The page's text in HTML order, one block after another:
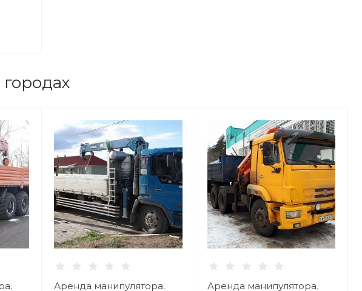
,
Аренда манипулятора,
Аренда манипулятора,